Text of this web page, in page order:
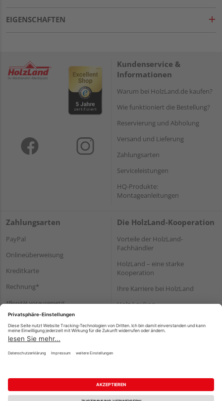
EIGENSCHAFTEN
Kundenservice &
Informationen
Warum bei HolzLand.de kaufen?
Wie funktioniert die Bestellung?
Reservierung und Abholung
Versand und Lieferung
Zahlungsarten
Serviceleistungen
HQ-Produkte:
Montageanleitungen
Zahlungsarten
PayPal
Onlineüberweisung
Kreditkarte
Rechnung*
*Bonität vorausgesetzt
Die HolzLand-Kooperation
Vorteile der HolzLand-
Fachhändler
HolzLand – eine starke
Kooperation
Ihre Karriere bei HolzLand
Holz-Lexikon
Impressum Datenschutz
Nutzungsbedingungen
Barrierefreiheitserklärung
Vertrag widerrufen